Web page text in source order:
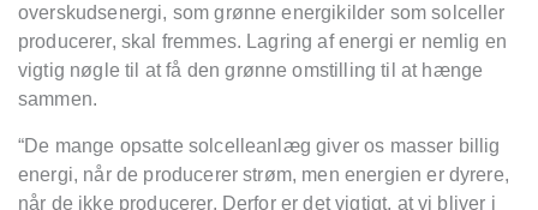
overskudsenergi, som grønne energikilder som solceller
producerer, skal fremmes. Lagring af energi er nemlig en
vigtig nøgle til at få den grønne omstilling til at hænge
sammen.
“De mange opsatte solcelleanlæg giver os masser billig
energi, når de producerer strøm, men energien er dyrere,
når de ikke producerer. Derfor er det vigtigt, at vi bliver i